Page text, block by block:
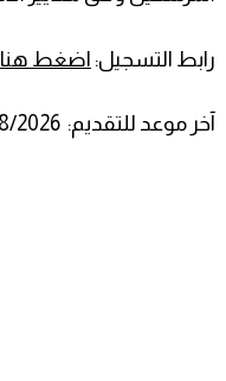
رابط التسجيل: اضغط هنا
آخر موعد للتقديم: 01/8/2026